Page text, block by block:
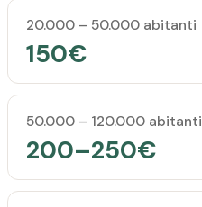
20.000 – 50.000 abitanti
150€
50.000 – 120.000 abitanti
200–250€